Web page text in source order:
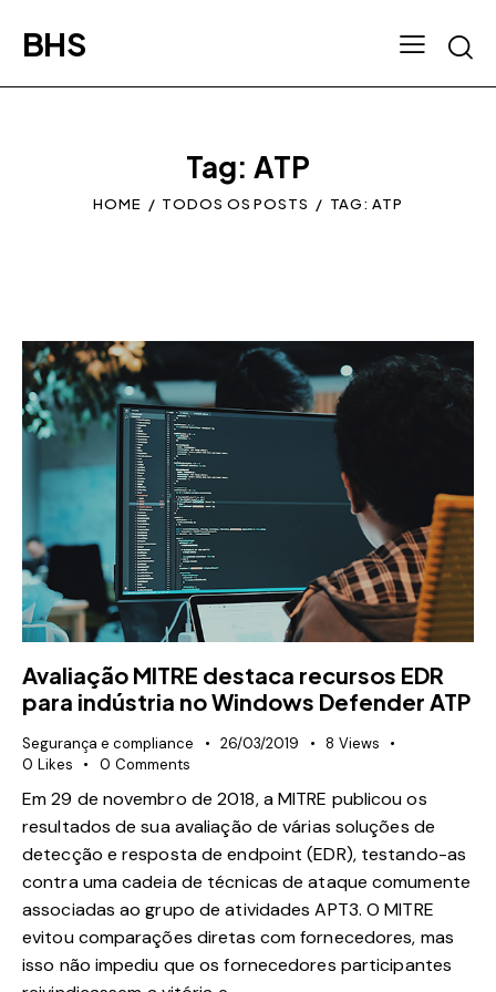
BHS
Tag: ATP
HOME TODOS OS POSTS TAG: ATP
Avaliação MITRE destaca recursos EDR
para indústria no Windows Defender ATP
Segurança e compliance 26/03/2019 8 Views
0 Likes 0 Comments
Em 29 de novembro de 2018, a MITRE publicou os
resultados de sua avaliação de várias soluções de
detecção e resposta de endpoint (EDR), testando-as
contra uma cadeia de técnicas de ataque comumente
associadas ao grupo de atividades APT3. O MITRE
evitou comparações diretas com fornecedores, mas
isso não impediu que os fornecedores participantes